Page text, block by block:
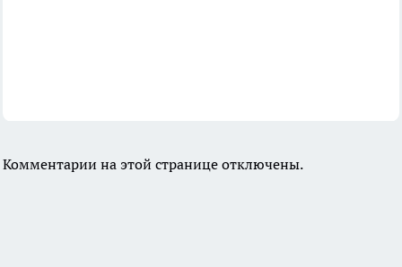
Комментарии на этой странице отключены.